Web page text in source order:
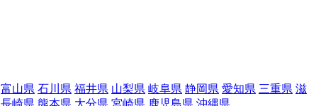
富山県 石川県 福井県 山梨県 岐阜県 静岡県 愛知県 三重県 滋
長崎県 熊本県 大分県 宮崎県 鹿児島県 沖縄県